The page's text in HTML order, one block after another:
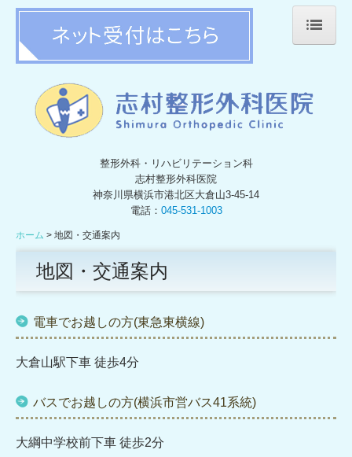
ホーム
診療案内
施設・設備紹介
地図・交通案内
アンケート結果
個人情報保護方針
整形外科・リハビリテーション科
志村整形外科医院
神奈川県横浜市港北区大倉山3-45-14
電話： 045-531-1003
ホーム 地図・交通案内
地図・交通案内
電車でお越しの方(東急東横線)
大倉山駅下車 徒歩4分
バスでお越しの方(横浜市営バス41系統)
大綱中学校前下車 徒歩2分